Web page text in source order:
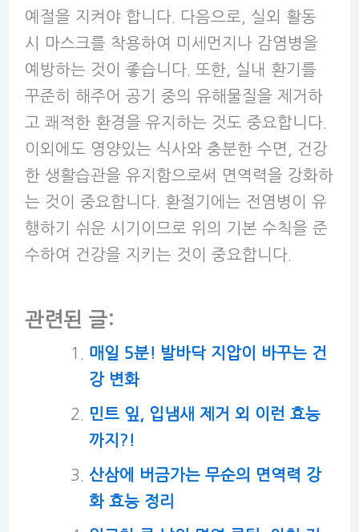
예절을 지켜야 합니다. 다음으로, 실외 활동
시 마스크를 착용하여 미세먼지나 감염병을
예방하는 것이 좋습니다. 또한, 실내 환기를
꾸준히 해주어 공기 중의 유해물질을 제거하
고 쾌적한 환경을 유지하는 것도 중요합니다.
이외에도 영양있는 식사와 충분한 수면, 건강
한 생활습관을 유지함으로써 면역력을 강화하
는 것이 중요합니다. 환절기에는 전염병이 유
행하기 쉬운 시기이므로 위의 기본 수칙을 준
수하여 건강을 지키는 것이 중요합니다.
관련된 글:
매일 5분! 발바닥 지압이 바꾸는 건
강 변화
민트 잎, 입냄새 제거 외 이런 효능
까지?!
산삼에 버금가는 무순의 면역력 강
화 효능 정리